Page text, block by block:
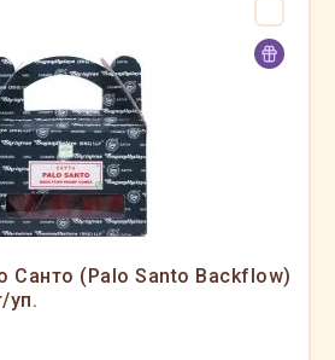
Санто (Palo Santo Backflow)
уп.